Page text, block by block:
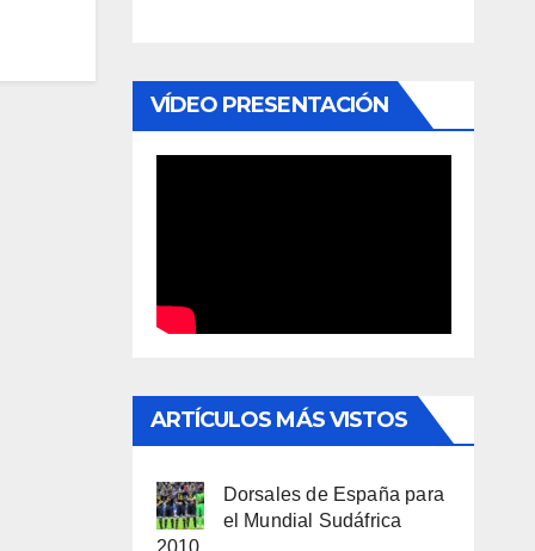
VÍDEO PRESENTACIÓN
ARTÍCULOS MÁS VISTOS
Dorsales de España para
el Mundial Sudáfrica
2010